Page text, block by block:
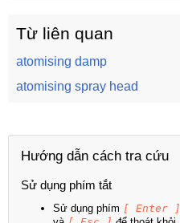
Từ liên quan
atomising damp
atomising spray head
Hướng dẫn cách tra cứu
Sử dụng phím tắt
Sử dụng phím [ Enter ]